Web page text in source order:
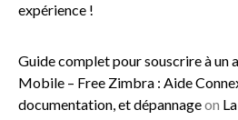
expérience !
Guide complet pour souscrire à un
Mobile – Free Zimbra : Aide
documentation, et dépannageon